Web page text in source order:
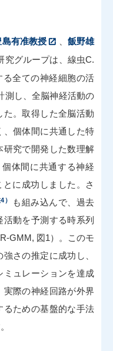
島有准教授
飯野雄
究グループは、線虫C.
る全ての神経細胞の活
測し、全脳神経活動の
。取得した全脳活動
、個体間に共通した特
研究で開発した数理解
体間に共通する神経
とに成功しました。さ
）
も組み込んで、過去
動を予測する時系列
GMM, 図1）。このモ
さの推定に成功し、
ミュレーションを達成
実際の神経回路が外界
るための基盤的な手法